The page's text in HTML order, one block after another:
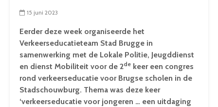
15 juni 2023
Eerder deze week organiseerde het
Verkeerseducatieteam Stad Brugge in
samenwerking met de Lokale Politie, Jeugddienst
en dienst Mobiliteit voor de 2de keer een congres
rond verkeerseducatie voor Brugse scholen in de
Stadschouwburg. Thema was deze keer
‘verkeerseducatie voor jongeren … een uitdaging